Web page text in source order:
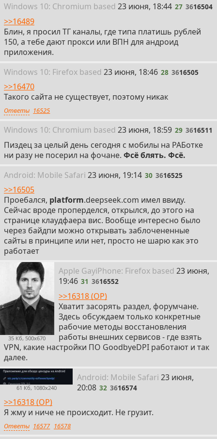
Windows 10: Chromium based 27
23 июня, 18:44 27 3616504
>>16489
Блин, я просил ТГ каналы, где типа платишь рублей
150, а тебе дают прокси или ВПН для андроид
приложения.
Windows 10: Firefox based 28
23 июня, 18:46 28 3616505
>>16470
Такого сайта не существует, поэтому никак
Ответы 16525
Windows 10: Chromium based 29
23 июня, 18:59 29 3616511
Пиздец за целый день сегодня с мобилы на РАБотке
ни разу не посерил на фочане. Фсё блять. Фсё.
Android: Mobile Safari 30
23 июня, 19:14 30 3616525
>>16505
Проебался, platform.deepseek.com имел ввиду.
Сейчас вроде проперделся, открылся, до этого на
странице клаудфаера вис. Вообще интересно было
через байдпи можно открывать заблочененные
сайты в принципе или нет, просто не шарю как это
работает
35 Кб, 500x670
Apple GayiPhone: Firefoxbased 31
23 июня,
19:46 31 3616552
>>16318 (OP)
Хватит засорять раздел, форумчане.
Здесь обсуждаем только конкретные
рабочие методы восстановления
работы внешних сервисов - где взять
VPN, какие настройки ПО GoodbyeDPI работают и так
далее.
61 Кб, 1080x240
Android: Mobile Safari 32
23 июня,
20:08 32 3616574
>>16318 (OP)
Я жму и ниче не происходит. Не грузит.
Ответы 16577 16578